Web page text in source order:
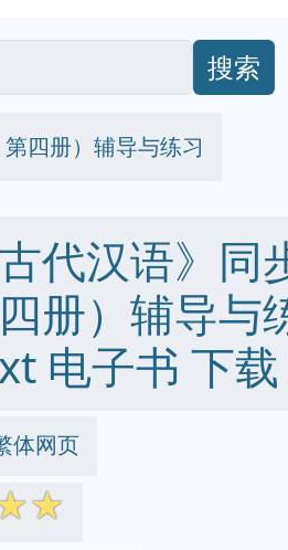
搜索
四册）辅导与练习
代汉语》同
册）辅导
电子书 下
体网页
☆